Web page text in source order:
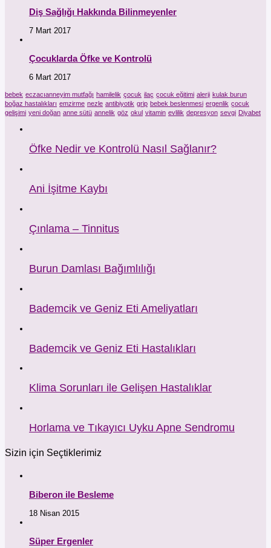
Diş Sağlığı Hakkında Bilinmeyenler
7 Mart 2017
Çocuklarda Öfke ve Kontrolü
6 Mart 2017
bebek eczacıanneyim mutfağı hamilelik çocuk ilaç çocuk eğitimi alerji kulak burun
boğaz hastalıkları emzirme nezle antibiyotik grip bebek beslenmesi ergenlik çocuk
gelişimi yeni doğan anne sütü annelik göz okul vitamin evlilik depresyon sevgi Diyabet
Öfke Nedir ve Kontrolü Nasıl Sağlanır?
Ani İşitme Kaybı
Çınlama – Tinnitus
Burun Damlası Bağımlılığı
Bademcik ve Geniz Eti Ameliyatları
Bademcik ve Geniz Eti Hastalıkları
Klima Sorunları ile Gelişen Hastalıklar
Horlama ve Tıkayıcı Uyku Apne Sendromu
Sizin için Seçtiklerimiz
Biberon ile Besleme
18 Nisan 2015
Süper Ergenler